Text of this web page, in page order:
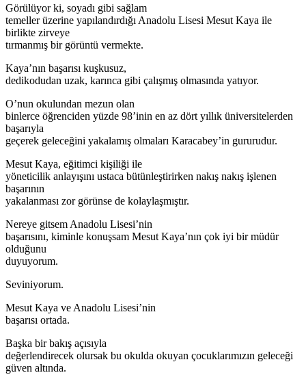
Görülüyor ki, soyadı gibi sağlam
temeller üzerine yapılandırdığı Anadolu Lisesi Mesut Kaya ile
birlikte zirveye
tırmanmış bir görüntü vermekte.
Kaya’nın başarısı kuşkusuz,
dedikodudan uzak, karınca gibi çalışmış olmasında yatıyor.
O’nun okulundan mezun olan
binlerce öğrenciden yüzde 98’inin en az dört yıllık üniversitelerden
başarıyla
geçerek geleceğini yakalamış olmaları Karacabey’in gururudur.
Mesut Kaya, eğitimci kişiliği ile
yöneticilik anlayışını ustaca bütünleştirirken nakış nakış işlenen
başarının
yakalanması zor görünse de kolaylaşmıştır.
Nereye gitsem Anadolu Lisesi’nin
başarısını, kiminle konuşsam Mesut Kaya’nın çok iyi bir müdür
olduğunu
duyuyorum.
Seviniyorum.
Mesut Kaya ve Anadolu Lisesi’nin
başarısı ortada.
Başka bir bakış açısıyla
değerlendirecek olursak bu okulda okuyan çocuklarımızın geleceği
güven altında.